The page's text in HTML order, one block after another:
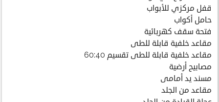
قفل مركزي للأبواب
حامل أكواب
فتحة سقف كهربائية
مقاعد خلفية قابلة للطى
مقاعد خلفية قابلة للطى تقسيم 60:40
مصابيح أرضية
مسند يد أمامى
مقاعد من الجلد